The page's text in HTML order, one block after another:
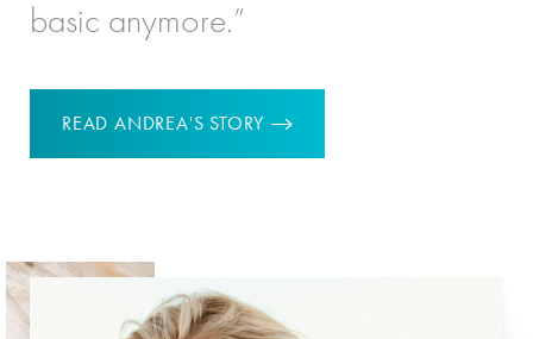
basic anymore.”
READ ANDREA'S STORY